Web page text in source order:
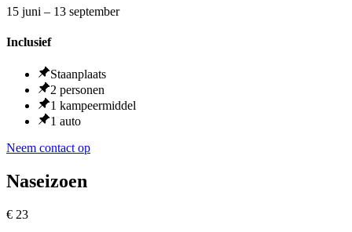
15 juni – 13 september
Inclusief
Staanplaats
2 personen
1 kampeermiddel
1 auto
Neem contact op
Naseizoen
€ 23